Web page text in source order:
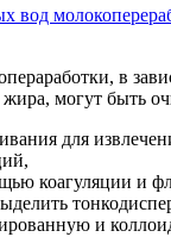
вод
в
жира, могут быть
для
коагуляции и
и